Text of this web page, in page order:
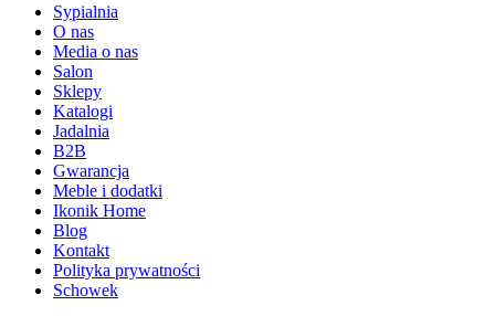
Sypialnia
O nas
Media o nas
Salon
Sklepy
Katalogi
Jadalnia
B2B
Gwarancja
Meble i dodatki
Ikonik Home
Blog
Kontakt
Polityka prywatności
Schowek